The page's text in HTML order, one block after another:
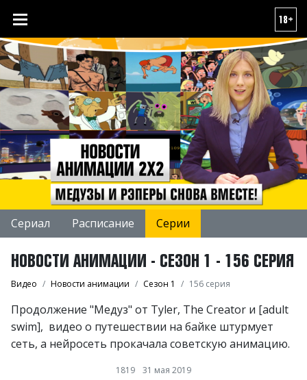
18+
Сериал Расписание Серии
НОВОСТИ АНИМАЦИИ - СЕЗОН 1 - 156 СЕРИЯ
Видео Новости анимации Сезон 1 156 серия
Продолжение "Медуз" от Tyler, The Creator и [adult
swim], видео о путешествии на байке штурмует
сеть, а нейросеть прокачала советскую анимацию.
1819 31 мая 2019